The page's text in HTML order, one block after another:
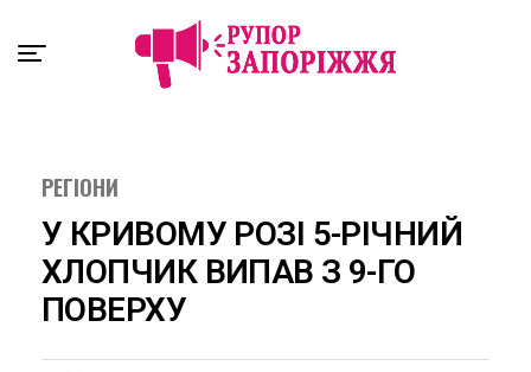
РЕГІОНИ
У КРИВОМУ РОЗІ 5-РІЧНИЙ
ХЛОПЧИК ВИПАВ З 9-ГО
ПОВЕРХУ
Exit mobile version